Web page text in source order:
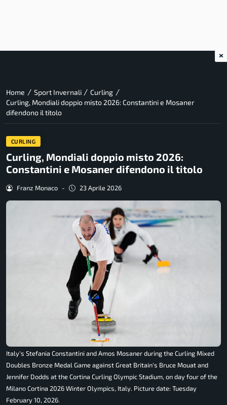
Home / Sport Invernali / Curling /
Curling, Mondiali doppio misto 2026: Constantini e Mosaner
difendono il titolo
CURLING
Curling, Mondiali doppio misto 2026:
Constantini e Mosaner difendono il titolo
Franz Monaco - 23 Aprile 2026
Italy's Stefania Constantini and Amos Mosaner during the Curling Mixed
Doubles Bronze Medal Game against Great Britain's Bruce Mouat and
Jennifer Dodds at the Cortina Curling Olympic Stadium, on day four of the
Milano Cortina 2026 Winter Olympics, Italy. Picture date: Tuesday
February 10, 2026.
×